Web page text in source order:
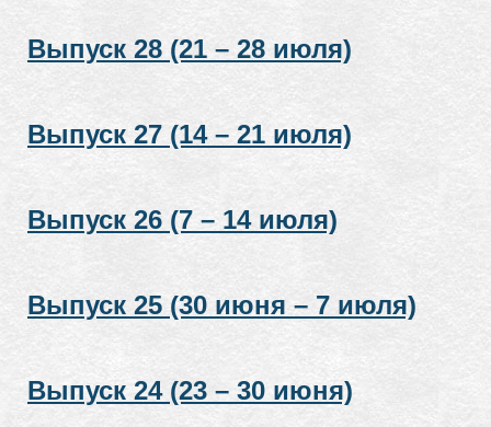
Выпуск 28 (21 – 28 июля)
Выпуск 27 (14 – 21 июля)
Выпуск 26 (7 – 14 июля)
Выпуск 25 (30 июня – 7 июля)
Выпуск 24 (23 – 30 июня)